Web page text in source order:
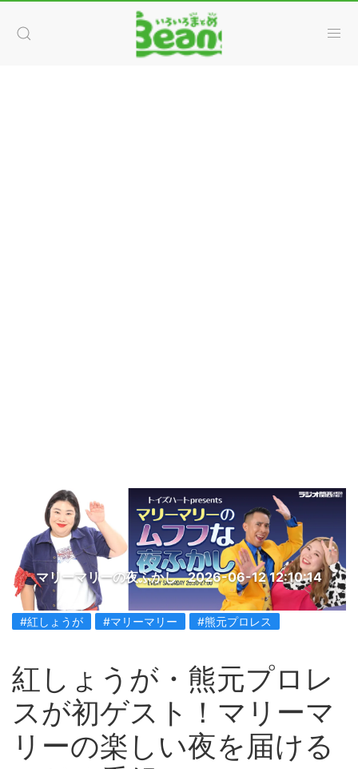
マリーマリーの夜ふかし 2026-06-12 12:10:14
#紅しょうが #マリーマリー #熊元プロレス
紅しょうが・熊元プロレ
スが初ゲスト！マリーマ
リーの楽しい夜を届ける